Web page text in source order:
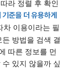
라 정렬 후 확인
준을 더 유용하게
차 이용이라는 필
방법을 검색 결
따른 정보를 먼
있지 않을까 싶